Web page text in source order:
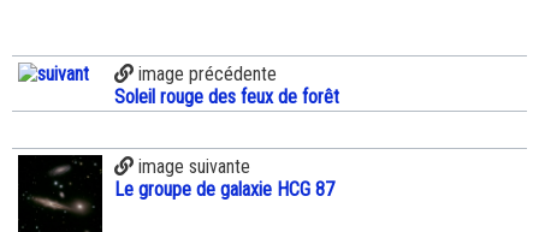
image précédente
Soleil rouge des feux de forêt
image suivante
Le groupe de galaxie HCG 87